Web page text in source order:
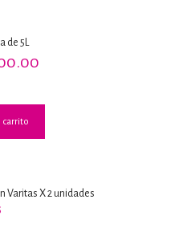
de 5L
carrito
Varitas X 2 unidades